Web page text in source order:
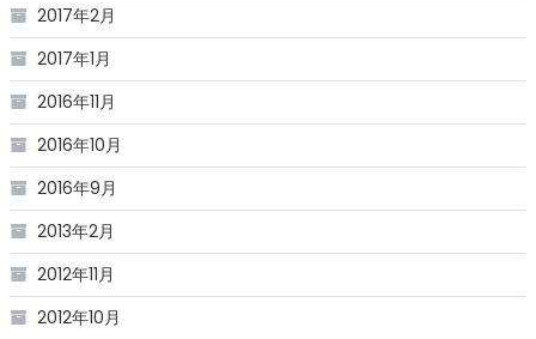
2017年2月
2017年1月
2016年11月
2016年10月
2016年9月
2013年2月
2012年11月
2012年10月